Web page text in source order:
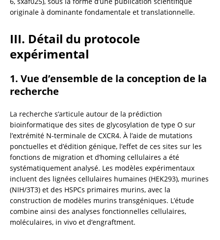
originale à dominante fondamentale et translationnelle.
III. Détail du protocole
expérimental
1. Vue d’ensemble de la conception de la
recherche
La recherche s’articule autour de la prédiction
bioinformatique des sites de glycosylation de type O sur
l’extrémité N-terminale de CXCR4. À l’aide de mutations
ponctuelles et d’édition génique, l’effet de ces sites sur les
fonctions de migration et d’homing cellulaires a été
systématiquement analysé. Les modèles expérimentaux
incluent des lignées cellulaires humaines (HEK293), murines
(NIH/3T3) et des HSPCs primaires murins, avec la
construction de modèles murins transgéniques. L’étude
combine ainsi des analyses fonctionnelles cellulaires,
moléculaires, in vivo et d’engraftment.